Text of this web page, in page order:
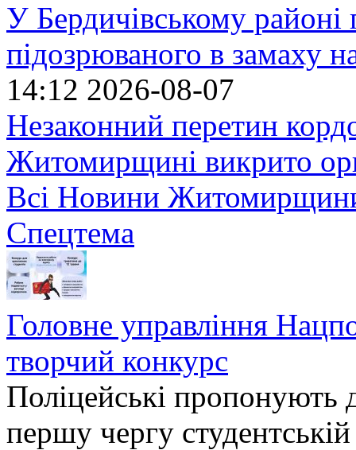
У Бердичівському районі
підозрюваного в замаху
14:12 2026-08-07
Незаконний перетин
Житомирщині викрито
Всі Новини
Спецтема
Головне управління
творчий конкурс
Поліцейські пропонують
першу чергу